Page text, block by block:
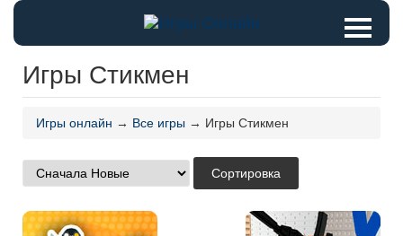
Игры Стикмен
Игры онлайн → Все игры → Игры Стикмен